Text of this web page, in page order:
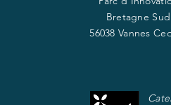
Bretagne Sud
56038 Vannes